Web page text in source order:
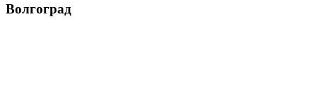
Волгоград